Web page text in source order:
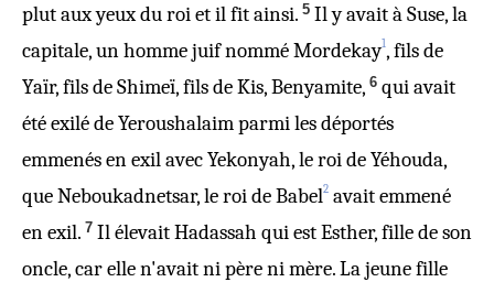
plut aux yeux du roi et il fit ainsi. 5 Il y avait à Suse, la
capitale, un homme juif nommé Mordekay1, fils de
Yaïr, fils de Shimeï, fils de Kis, Benyamite, 6 qui avait
été exilé de Yeroushalaim parmi les déportés
emmenés en exil avec Yekonyah, le roi de Yéhouda,
que Neboukadnetsar, le roi de Babel2 avait emmené
en exil. 7 Il élevait Hadassah qui est Esther, fille de son
oncle, car elle n'avait ni père ni mère. La jeune fille